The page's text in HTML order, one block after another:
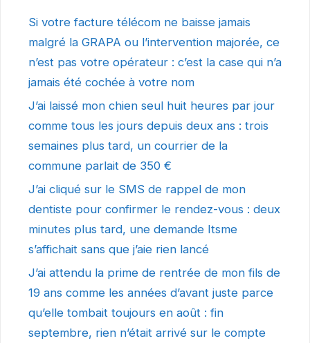
Si votre facture télécom ne baisse jamais
malgré la GRAPA ou l’intervention majorée, ce
n’est pas votre opérateur : c’est la case qui n’a
jamais été cochée à votre nom
J’ai laissé mon chien seul huit heures par jour
comme tous les jours depuis deux ans : trois
semaines plus tard, un courrier de la
commune parlait de 350 €
J’ai cliqué sur le SMS de rappel de mon
dentiste pour confirmer le rendez-vous : deux
minutes plus tard, une demande Itsme
s’affichait sans que j’aie rien lancé
J’ai attendu la prime de rentrée de mon fils de
19 ans comme les années d’avant juste parce
qu’elle tombait toujours en août : fin
septembre, rien n’était arrivé sur le compte